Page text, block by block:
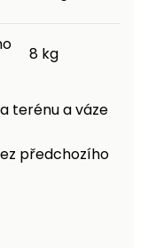
8 kg
terénu a váze
předchozího